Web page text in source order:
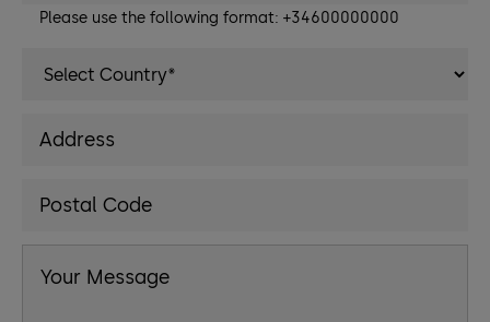
Please use the following format: +34600000000